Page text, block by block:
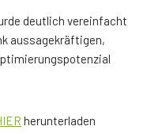
deutlich vereinfacht
aussagekräftigen,
herunterladen